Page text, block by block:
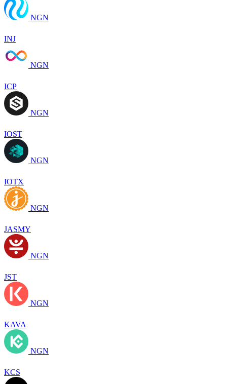
NGN
INJ
NGN
ICP
NGN
IOST
NGN
IOTX
NGN
JASMY
NGN
JST
NGN
KAVA
NGN
KCS